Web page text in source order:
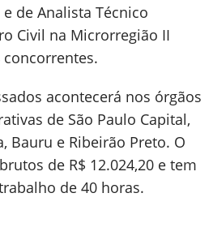
de Analista Técnico
Civil na Microrregião II
concorrentes.
acontecerá nos órgãos
de São Paulo Capital,
Bauru e Ribeirão Preto. O
de R$ 12.024,20 e tem
de 40 horas.